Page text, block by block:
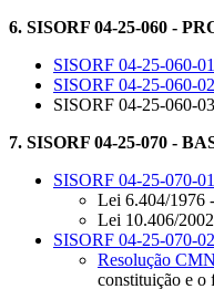
6. SISORF 04-25-060 -
SISORF 04-25-060-
SISORF 04-25-060-
SISORF 04-25-060-
7. SISORF 04-25-070 -
SISORF 04-25-070-
Lei 6.404/1976
Lei 10.406/
SISORF 04-25-070-
Resolução
constituição e o